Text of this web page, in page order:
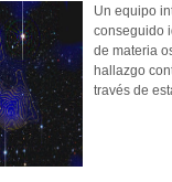
Un equipo
conseguido
de materia
hallazgo
través de